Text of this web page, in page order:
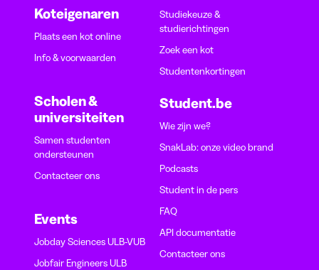
Koteigenaren
Plaats een kot online
Info & voorwaarden
Scholen &
universiteiten
Samen studenten
ondersteunen
Contacteer ons
Events
Jobday Sciences ULB-VUB
Jobfair Engineers ULB
Studiekeuze &
studierichtingen
Zoek een kot
Studentenkortingen
Student.be
Wie zijn we?
SnakLab: onze video brand
Podcasts
Student in de pers
FAQ
API documentatie
Contacteer ons